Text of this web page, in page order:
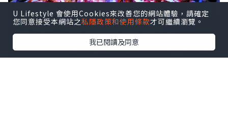
U Lifestyle 會使用Cookies來改善您的網站體驗，請確定
您同意接受本網站之私隱政策和使用條款才可繼續瀏覽。
我已閱讀及同意